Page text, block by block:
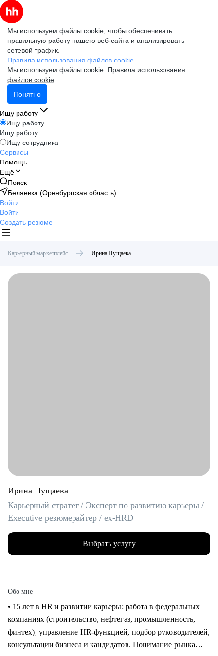
Мы используем файлы cookie, чтобы обеспечивать
правильную работу нашего веб-сайта и анализировать
сетевой трафик.
Правила использования файлов cookie
Мы используем файлы cookie. Правила использования
файлов cookie
Понятно
Ищу работу
Ищу работу
Ищу работу
Ищу сотрудника
Сервисы
Помощь
Ещё
Поиск
Беляевка (Оренбургская область)
Войти
Войти
Создать резюме
Карьерный маркетплейс Ирина Пущаева
Ирина Пущаева
Карьерный стратег / Эксперт по развитию карьеры /
Executive резюмерайтер / ex-HRD
Выбрать услугу
Обо мне
• 15 лет в HR и развитии карьеры: работа в федеральных
компаниях (строительство, нефтегаз, промышленность,
финтех), управление HR-функцией, подбор руководителей,
консультации бизнеса и кандидатов. Понимание рынка